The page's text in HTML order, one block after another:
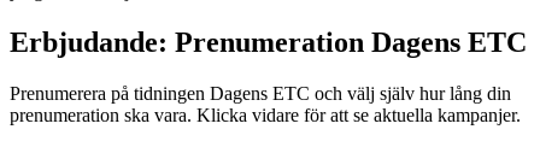
Erbjudande: Prenumeration Dagens ETC
Prenumerera på tidningen Dagens ETC och välj själv hur lång din
prenumeration ska vara. Klicka vidare för att se aktuella kampanjer.